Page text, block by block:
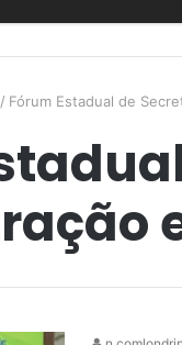
/ Fórum Estadual de